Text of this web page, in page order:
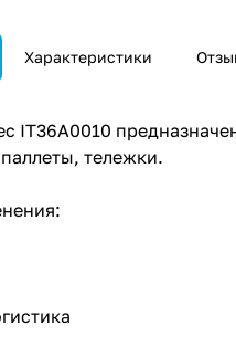
Характеристики
IT36A0010
тележки.